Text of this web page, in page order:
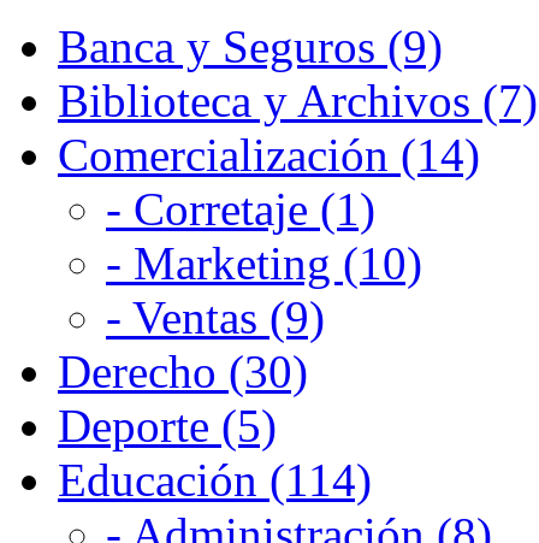
Banca y Seguros (9)
Biblioteca y Archivos (7)
Comercialización (14)
- Corretaje (1)
- Marketing (10)
- Ventas (9)
Derecho (30)
Deporte (5)
Educación (114)